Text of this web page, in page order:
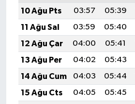
10 Ağu Pts
03:57 05:39
11 Ağu Sal
03:59 05:40
12 Ağu Çar
04:00 05:41
13 Ağu Per
04:02 05:43
14 Ağu Cum
04:03 05:44
15 Ağu Cts
04:05 05:45